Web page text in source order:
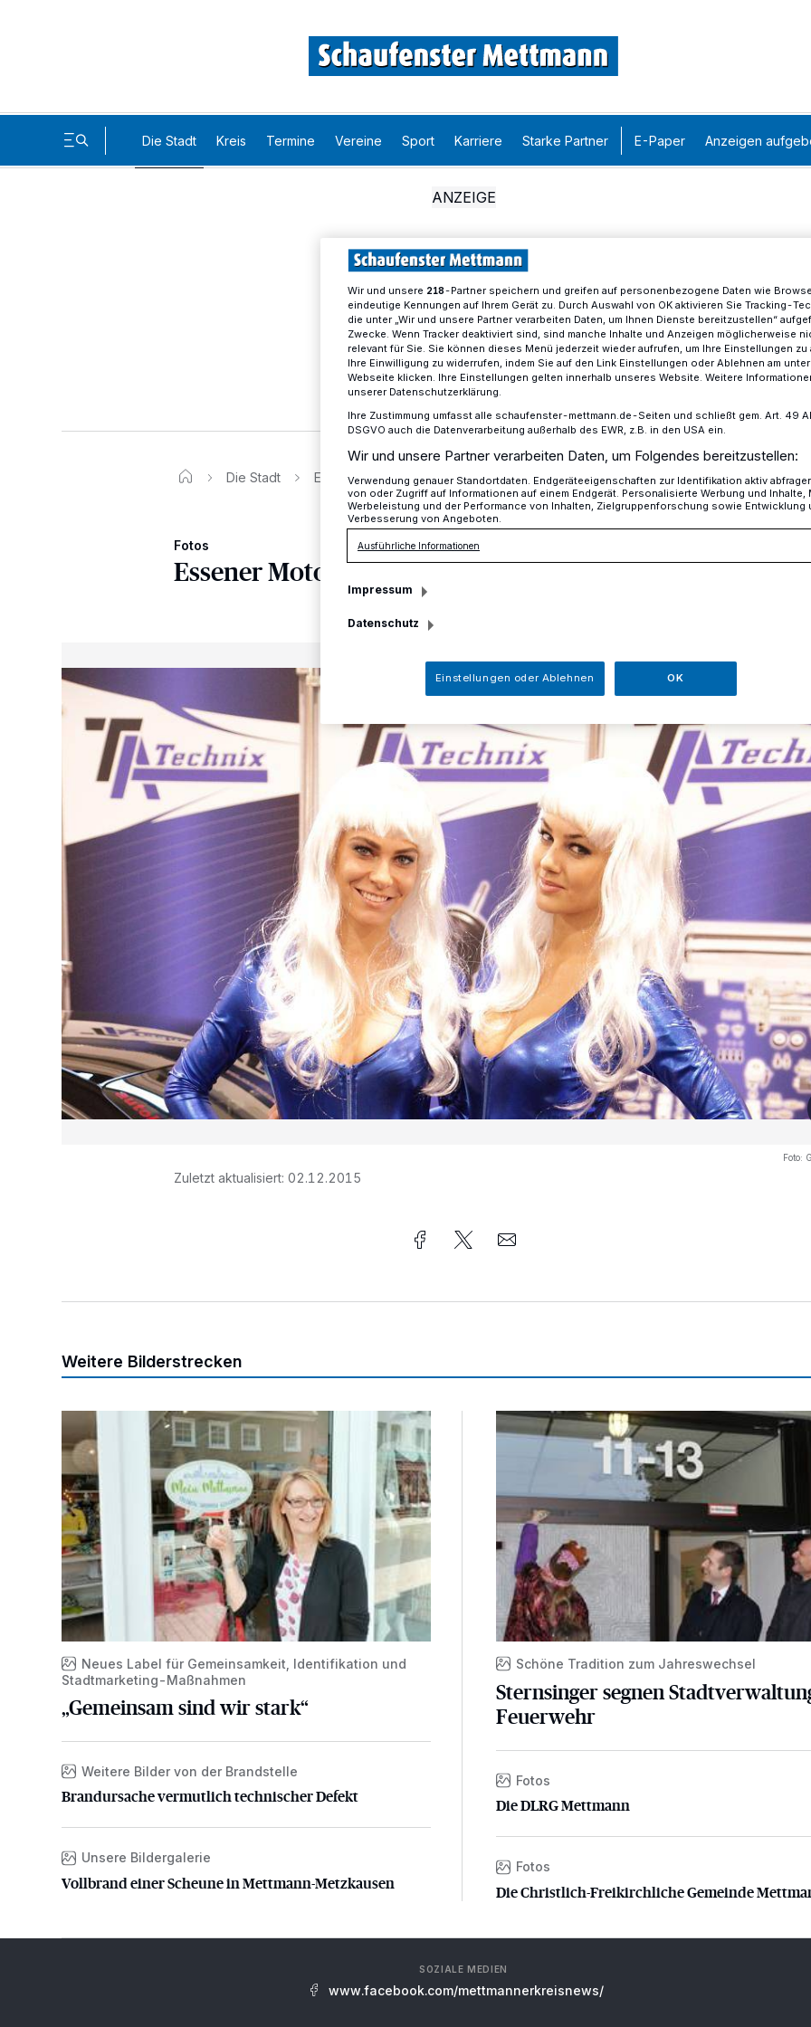
Die Stadt Kreis Termine Vereine Sport Karriere Starke Partner E-Paper Anzeigen
Die Stadt Essener Motor Show 1
Fotos
Essener Motor Show 1
Foto:
Zuletzt aktualisiert: 02.12.2015
Weitere Bilderstrecken
„Gemeinsam sind wir stark“
Neues Label für Gemeinsamkeit, Identifikation und
Stadtmarketing-Maßnahmen
„Gemeinsam sind wir stark“
Brandursache vermutlich technischer Defekt
Weitere Bilder von der Brandstelle
Brandursache vermutlich technischer Defekt
Vollbrand einer Scheune in Mettmann-Metzkausen
Unsere Bildergalerie
Vollbrand einer Scheune in Mettmann-Metzkausen
Sternsinger segnen Stadtverwaltung und
Schöne Tradition zum Jahreswechsel
Sternsinger segnen
Feuerwehr
Die DLRG Mettmann
Fotos
Die DLRG Mettmann
Die Christlich-Freikirchliche Gemeinde
Fotos
Die Christlich-Freikirchliche Gemeinde
SOZIALE MEDIEN
www.facebook.com/mettmannerkreisnews/
Wir und unsere 218-Partner speichern und greifen auf personenbezogene Daten wie
eindeutige Kennungen auf Ihrem Gerät zu. Durch Auswahl von OK aktivieren Sie Tracking-
die unter „Wir und unsere Partner verarbeiten Daten, um Ihnen Dienste bereitzustellen“
Zwecke. Wenn Tracker deaktiviert sind, sind manche Inhalte und Anzeigen möglicherweise
relevant für Sie. Sie können dieses Menü jederzeit wieder aufrufen, um Ihre Einstellungen zu
Ihre Einwilligung zu widerrufen, indem Sie auf den Link Einstellungen oder Ablehnen am
Webseite klicken. Ihre Einstellungen gelten innerhalb unseres Website. Weitere
unserer Datenschutzerklärung.
Ihre Zustimmung umfasst alle schaufenster-mettmann.de-Seiten und schließt gem. Art. 49
DSGVO auch die Datenverarbeitung außerhalb des EWR, z.B. in den USA ein.
Wir und unsere Partner verarbeiten Daten, um Folgendes bereitzustellen:
Verwendung genauer Standortdaten. Endgeräteeigenschaften zur Identifikation aktiv
von oder Zugriff auf Informationen auf einem Endgerät. Personalisierte Werbung und Inhalte,
Werbeleistung und der Performance von Inhalten, Zielgruppenforschung sowie Entwicklung
Verbesserung von Angeboten.
Ausführliche Informationen
Impressum
Datenschutz
Einstellungen oder Ablehnen OK